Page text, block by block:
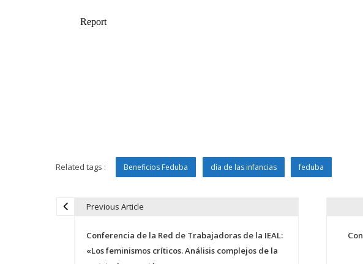
Related tags : Beneficios Feduba día de las infancias feduba
Previous Article
Conferencia de la Red de Trabajadoras de la IEAL:
«Los feminismos críticos. Análisis complejos de la